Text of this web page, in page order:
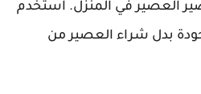
العصير في المنزل. استخدم
بدل شراء العصير من